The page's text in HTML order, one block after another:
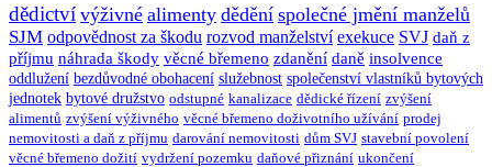
dědictví výživné alimenty dědění společné jmění manželů
SJM odpovědnost za škodu rozvod manželství exekuce SVJ daň z
příjmu náhrada škody věcné břemeno zdanění daně insolvence
oddlužení bezdůvodné obohacení služebnost společenství vlastníků bytových
jednotek bytové družstvo odstupné kanalizace dědické řízení zvýšení
alimentů zvýšení výživného věcné břemeno doživotního užívání prodej
nemovitosti a daň z příjmu darování nemovitosti dům SVJ stavební povolení
věcné břemeno dožití vydržení pozemku daňové přiznání ukončení